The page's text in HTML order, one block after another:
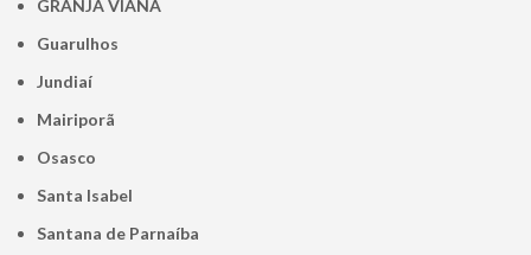
GRANJA VIANA
Guarulhos
Jundiaí
Mairiporã
Osasco
Santa Isabel
Santana de Parnaíba